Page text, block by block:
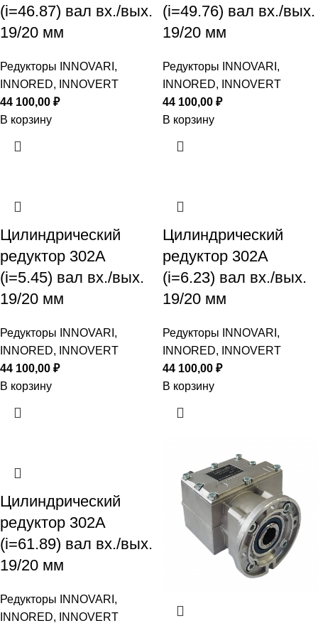
(i=46.87) вал вх./вых.
19/20 мм
Редукторы INNOVARI,
INNORED, INNOVERT
44 100,00 ₽
В корзину
(i=49.76) вал вх./вых.
19/20 мм
Редукторы INNOVARI,
INNORED, INNOVERT
44 100,00 ₽
В корзину
Цилиндрический
редуктор 302A
(i=5.45) вал вх./вых.
19/20 мм
Редукторы INNOVARI,
INNORED, INNOVERT
44 100,00 ₽
В корзину
Цилиндрический
редуктор 302A
(i=6.23) вал вх./вых.
19/20 мм
Редукторы INNOVARI,
INNORED, INNOVERT
44 100,00 ₽
В корзину
Цилиндрический
редуктор 302A
(i=61.89) вал вх./вых.
19/20 мм
Редукторы INNOVARI,
INNORED, INNOVERT